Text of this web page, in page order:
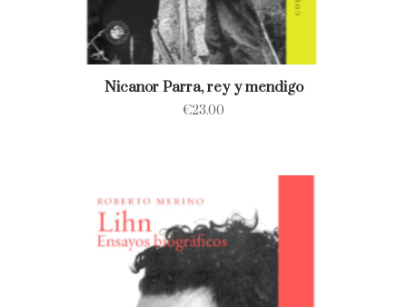
Nicanor Parra, rey y mendigo
€23.00